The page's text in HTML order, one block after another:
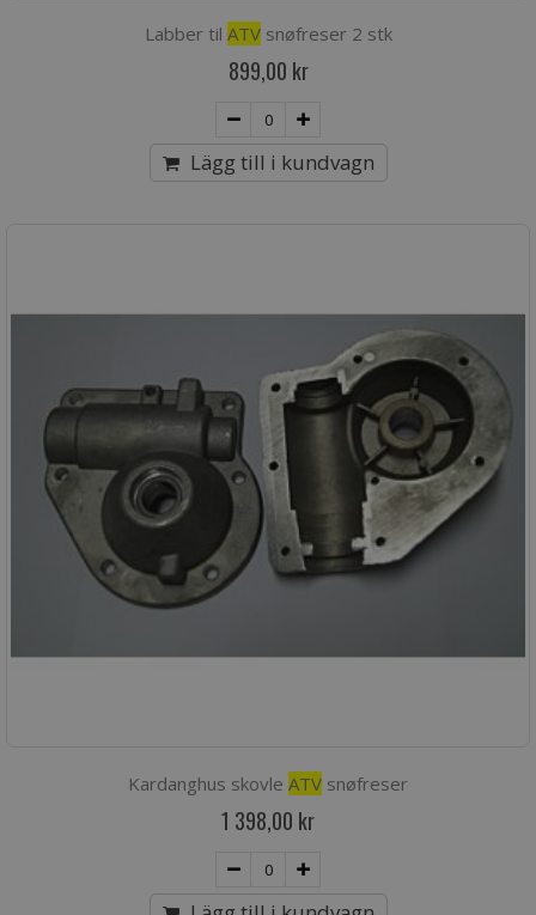
Labber til ATVsnøfreser 2 stk
899,00 kr
Lägg till i kundvagn
Kardanghus skovle ATV snøfreser
1 398,00 kr